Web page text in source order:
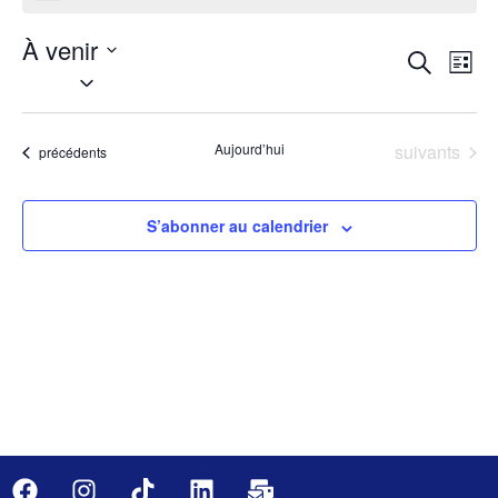
et
de
vues
Recherche
Liste
À venir
Sélectionnez
date.
Évènements
précédents Aujourd’hui Évènements
suivants
S’abonner au calendrier